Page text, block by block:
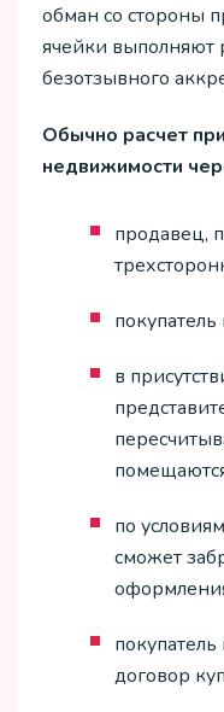
обман со стороны
ячейки выполняют
безотзывного
Обычно расчет
недвижимости
продавец,
в
по
сможет
договор